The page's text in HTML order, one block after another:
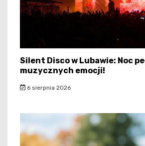
Silent Disco w Lubawie: Noc
muzycznych emocji!
6 sierpnia 2026